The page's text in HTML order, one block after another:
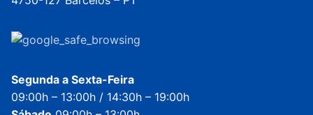
Segunda a Sexta-Feira
09:00h – 13:00h / 14:30h – 19:00h